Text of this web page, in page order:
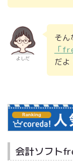
よしだ
そん
「
だよ
会計ソフト